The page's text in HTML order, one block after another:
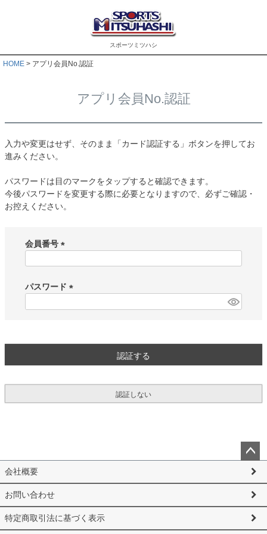
スポーツミツハシ
HOME アプリ会員No.認証
アプリ会員No.認証
入力や変更はせず、そのまま「カード認証する」ボタンを押してお
進みください。
パスワードは目のマークをタップすると確認できます。
今後パスワードを変更する際に必要となりますので、必ずご確認・
お控えください。
会員番号
須
)
パスワード
認証する
認証しない
ペー
ップ
へ
会社概要
お問い合わせ
特定商取引法に基づく表示